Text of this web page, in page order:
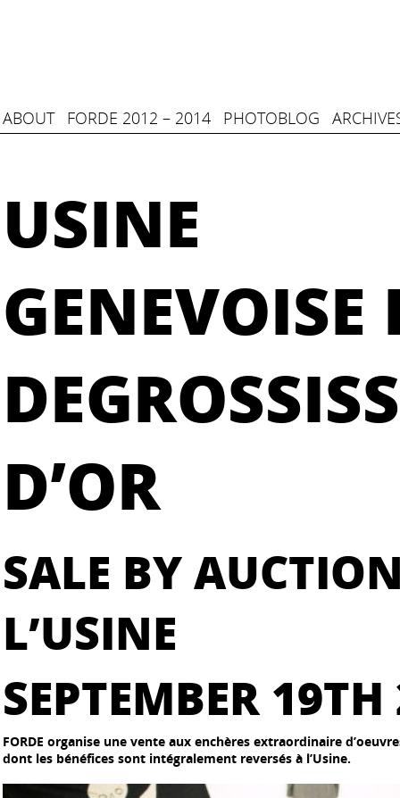
ABOUT FORDE 2012 – 2014 PHOTOBLOG
USINE
GENEVOISE
D’OR
SALE BY
L’USINE
SEPTEMBER
FORDE organise une vente aux enchères extraordinaire
dont les bénéfices sont intégralement reversés à l’Usine.